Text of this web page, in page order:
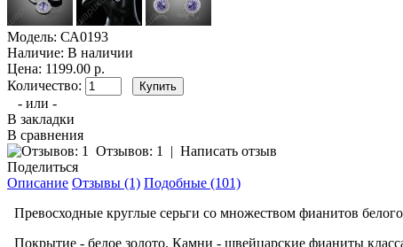
Модель: СА0193
Наличие: В наличии
Цена: 1199.00 р.
Количество:
- или -
В закладки
В сравнения
Отзывов: 1 | Написать отзыв
Поделиться
Описание Отзывы (1) Подобные (101)
Превосходные круглые серьги со множеством фианитов
Покрытие - белое золото. Камни - швейцарские фианиты